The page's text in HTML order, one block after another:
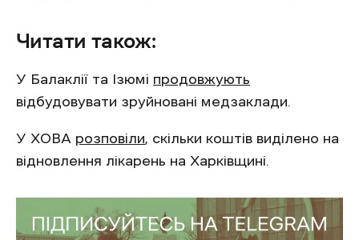
Читати також:
У Балаклії та Ізюмі продовжують
відбудовувати зруйновані медзаклади.
У ХОВА розповіли, скільки коштів виділено на
відновлення лікарень на Харківщині.